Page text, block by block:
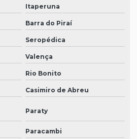
Itaperuna
Barra do Piraí
Seropédica
Valença
Rio Bonito
Casimiro de Abreu
Paraty
Paracambi